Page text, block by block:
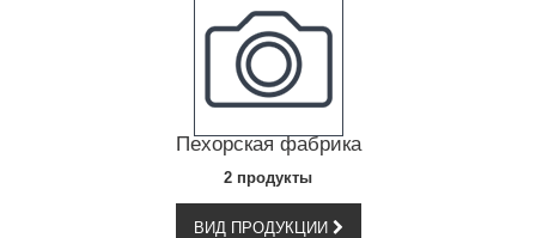
Пехорская фабрика
2 продукты
ВИД ПРОДУКЦИИ